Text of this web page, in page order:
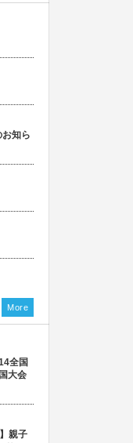
知ら
全国
大会
親子
More